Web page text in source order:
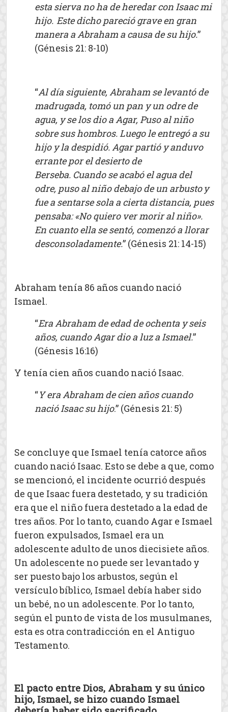
esta sierva no ha de heredar con Isaac mi
hijo. Este dicho pareció grave en gran
manera a Abraham a causa de su hijo.”
(Génesis 21: 8-10)
“Al día siguiente, Abraham se levantó de
madrugada, tomó un pan y un odre de
agua, y se los dio a Agar, Puso al niño
sobre sus hombros. Luego le entregó a su
hijo y la despidió. Agar partió y anduvo
errante por el desierto de
Berseba. Cuando se acabó el agua del
odre, puso al niño debajo de un arbusto y
fue a sentarse sola a cierta distancia, pues
pensaba: «No quiero ver morir al niño».
En cuanto ella se sentó, comenzó a llorar
desconsoladamente.” (Génesis 21: 14-15)
Abraham tenía 86 años cuando nació
Ismael.
“Era Abraham de edad de ochenta y seis
años, cuando Agar dio a luz a Ismael.”
(Génesis 16:16)
Y tenía cien años cuando nació Isaac.
“Y era Abraham de cien años cuando
nació Isaac su hijo.” (Génesis 21: 5)
Se concluye que Ismael tenía catorce años
cuando nació Isaac. Esto se debe a que, como
se mencionó, el incidente ocurrió después
de que Isaac fuera destetado, y su tradición
era que el niño fuera destetado a la edad de
tres años. Por lo tanto, cuando Agar e Ismael
fueron expulsados, Ismael era un
adolescente adulto de unos diecisiete años.
Un adolescente no puede ser levantado y
ser puesto bajo los arbustos, según el
versículo bíblico, Ismael debía haber sido
un bebé, no un adolescente. Por lo tanto,
según el punto de vista de los musulmanes,
esta es otra contradicción en el Antiguo
Testamento.
El pacto entre Dios, Abraham y su único
hijo, Ismael, se hizo cuando Ismael